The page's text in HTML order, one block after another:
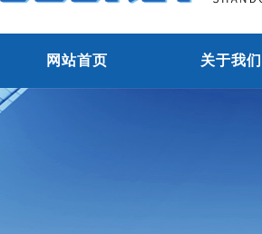
网站首页 关于我们